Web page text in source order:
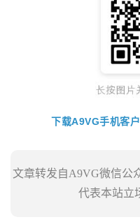
下载A9VG手机客
文章转发自A9VG微信公
代表本站立